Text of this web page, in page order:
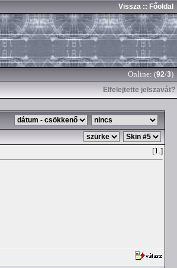
Vissza :: Főoldal
Online: (92/3)
Elfelejtette jelszavát?
[1.]